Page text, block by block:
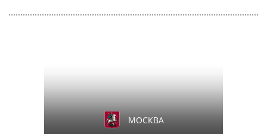
МОСКВА